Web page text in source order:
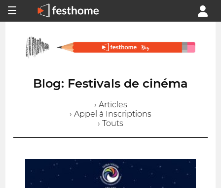
Blog: Festivals de cinéma
› Articles
› Appel à Inscriptions
› Touts